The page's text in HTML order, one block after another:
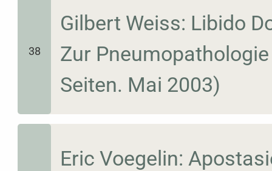
38
Gilbert Weiss: Libido
Zur
Seiten. Mai 2003)
Eric Voegelin: